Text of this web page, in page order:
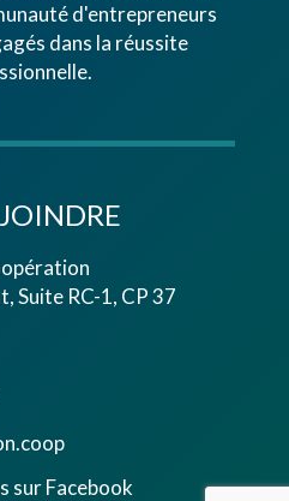
d'entrepreneurs
dans la réussite
Suite RC-1, CP 37
sur Facebook